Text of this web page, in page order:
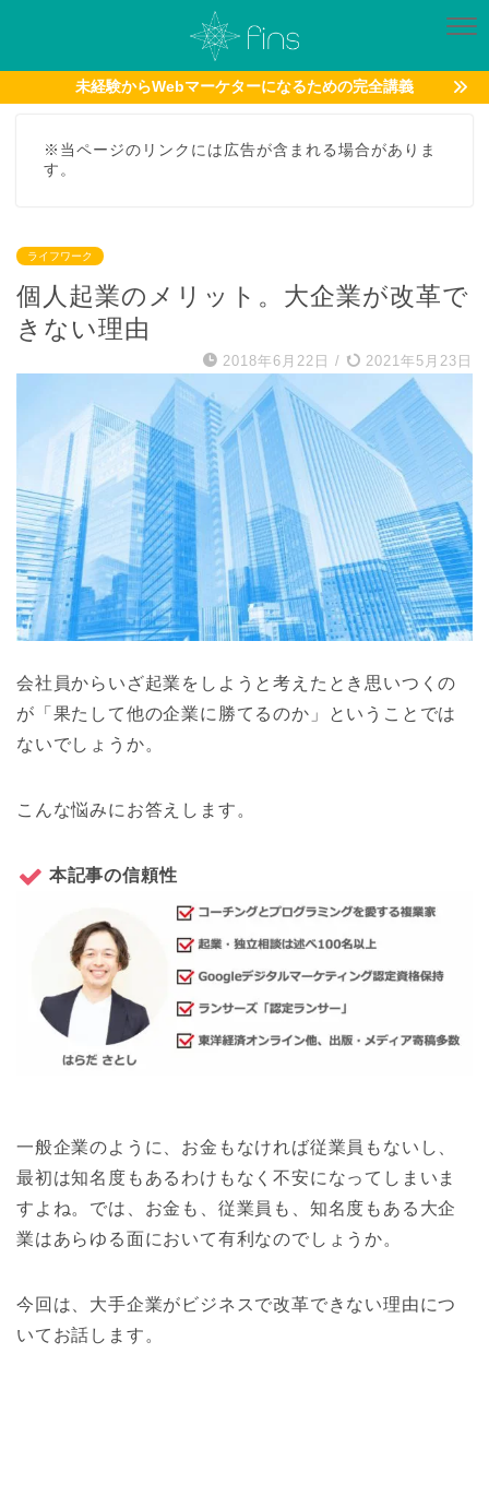
未経験からWebマーケターになるための完全講義
※当ページのリンクには広告が含まれる場合がありま
す。
ライフワーク
個人起業のメリット。大企業が改革で
きない理由
2018年6月22日 / 2021年5月23日
会社員からいざ起業をしようと考えたとき思いつくの
が「果たして他の企業に勝てるのか」ということでは
ないでしょうか。
こんな悩みにお答えします。
本記事の信頼性
一般企業のように、お金もなければ従業員もないし、
最初は知名度もあるわけもなく不安になってしまいま
すよね。では、お金も、従業員も、知名度もある大企
業はあらゆる面において有利なのでしょうか。
今回は、大手企業がビジネスで改革できない理由につ
いてお話します。